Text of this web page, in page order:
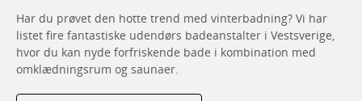
Har du prøvet den hotte trend med vinterbadning? Vi har
listet fire fantastiske udendørs badeanstalter i Vestsverige,
hvor du kan nyde forfriskende bade i kombination med
omklædningsrum og saunaer.